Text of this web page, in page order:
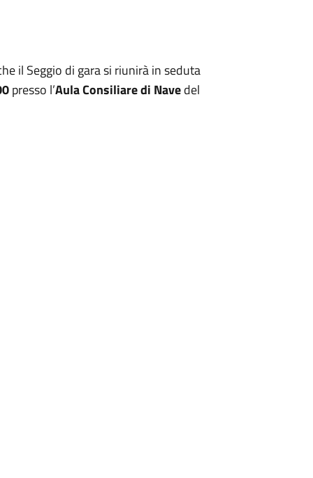
il Seggio di gara si riunirà in seduta
presso l’Aula Consiliare di Navedel